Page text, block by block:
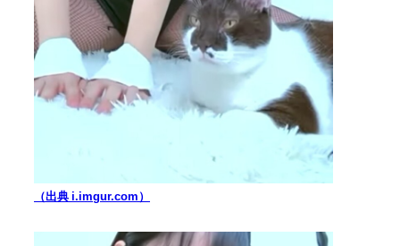
（出典 i.imgur.com）